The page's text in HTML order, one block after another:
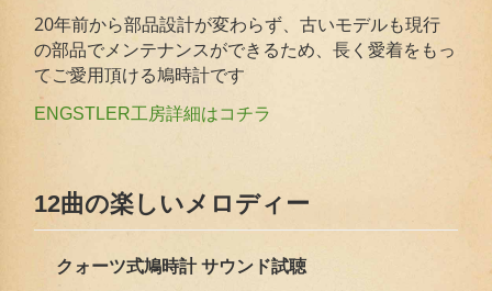
20年前から部品設計が変わらず、古いモデルも現行
の部品でメンテナンスができるため、長く愛着をもっ
てご愛用頂ける鳩時計です
ENGSTLER工房詳細はコチラ
12曲の楽しいメロディー
クォーツ式鳩時計 サウンド試聴